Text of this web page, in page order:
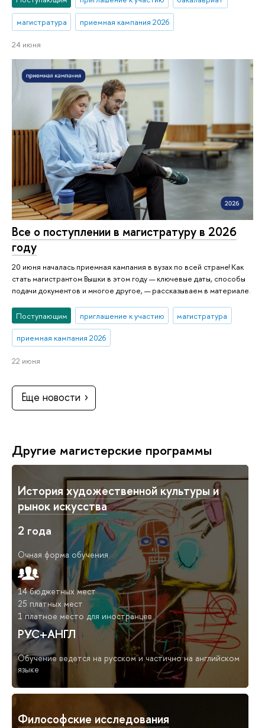
магистратура приемная кампания 2026
24 июня
Все о поступлении в магистратуру в 2026
году
20 июня началась приемная кампания в вузах по всей стране! Как
стать магистрантом Вышки в этом году — ключевые даты, способы
подачи документов и многое другое, — рассказываем в материале.
Поступающим приглашение к участию магистратура
приемная кампания 2026
22 июня
Еще новости
Другие магистерские программы
История художественной культуры и
рынок искусства
2 года
Очная форма обучения
14 бюджетных мест
25 платных мест
1 платное место для иностранцев
РУС+АНГЛ
Обучение ведется на русском и частично на английском
языке
Философские исследования